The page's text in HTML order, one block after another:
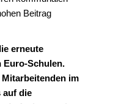
Beitrag
erneute
Euro-Schulen.
im
auf die